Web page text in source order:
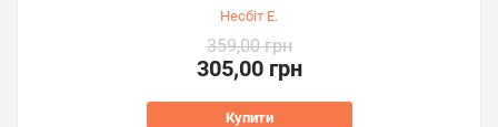
Несбіт Е.
359,00 грн
305,00 грн
Купити